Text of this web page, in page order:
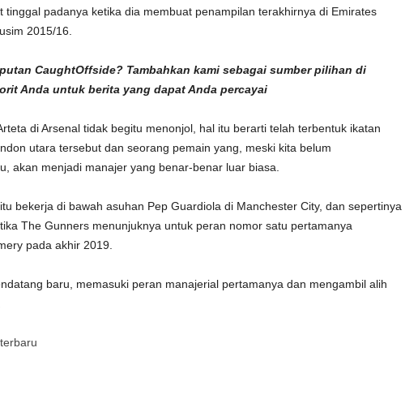
tinggal padanya ketika dia membuat penampilan terakhirnya di Emirates
2015/16.
CaughtOffside? Tambahkan kami sebagai sumber pilihan di
Anda untuk berita yang dapat Anda percayai
di Arsenal tidak begitu menonjol, hal itu berarti telah terbentuk ikatan
utara tersebut dan seorang pemain yang, meski kita belum
akan menjadi manajer yang benar-benar luar biasa.
bekerja di bawah asuhan Pep Guardiola di Manchester City, dan sepertinya
The Gunners menunjuknya untuk peran nomor satu pertamanya
pada akhir 2019.
baru, memasuki peran manajerial pertamanya dan mengambil alih